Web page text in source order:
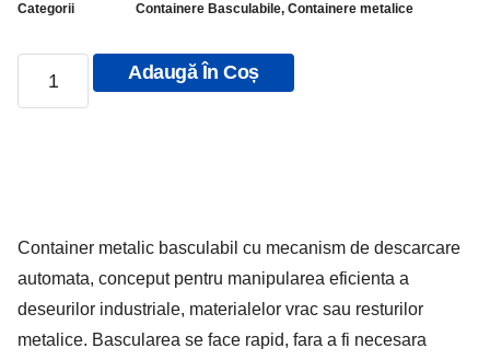
Categorii
Containere Basculabile, Containere metalice
Adaugă În Coș
Container metalic basculabil cu mecanism de descarcare
automata, conceput pentru manipularea eficienta a
deseurilor industriale, materialelor vrac sau resturilor
metalice. Bascularea se face rapid, fara a fi necesara